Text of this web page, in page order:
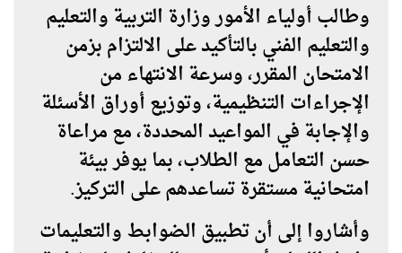
وطالب أولياء الأمور وزارة التربية والتعليم
والتعليم الفني بالتأكيد على الالتزام بزمن
الامتحان المقرر، وسرعة الانتهاء من
الإجراءات التنظيمية، وتوزيع أوراق الأسئلة
والإجابة في المواعيد المحددة، مع مراعاة
حسن التعامل مع الطلاب، بما يوفر بيئة
امتحانية مستقرة تساعدهم على التركيز.
وأشاروا إلى أن تطبيق الضوابط والتعليمات